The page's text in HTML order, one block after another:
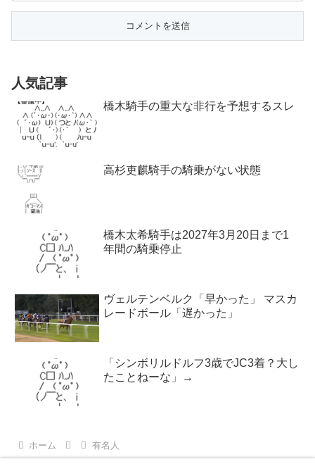
人気記事
橋木騎手の重大な非行を予想するスレ
高杉吏麒騎手の騎乗がない状態
橋木太希騎手は2027年3月20日まで1
年間の騎乗停止
ヴェルテンベルク「早かった」 マスカ
レードボール「遅かった」
「シンボリルドルフ3歳でJC3着？大し
たことねーな」→
ホーム 有名人